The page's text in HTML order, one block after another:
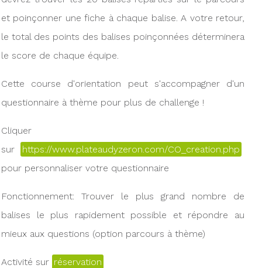
et poinçonner une fiche à chaque balise. A votre retour,
le total des points des balises poinçonnées déterminera
le score de chaque équipe.
Cette course d'orientation peut s'accompagner d'un
questionnaire à thème pour plus de challenge !
Cliquer
sur
https://www.plateaudyzeron.com/CO_creation.php
pour personnaliser votre questionnaire
Fonctionnement: Trouver le plus grand nombre de
balises le plus rapidement possible et répondre au
mieux aux questions (option parcours à thème)
Activité sur réservation